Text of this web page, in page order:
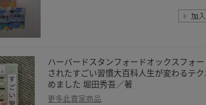
ハーバードスタンフォードオックスフォ
されたすごい習慣大百科人生が変わるテ
めました 堀田秀吾／著
更多此賣家商品